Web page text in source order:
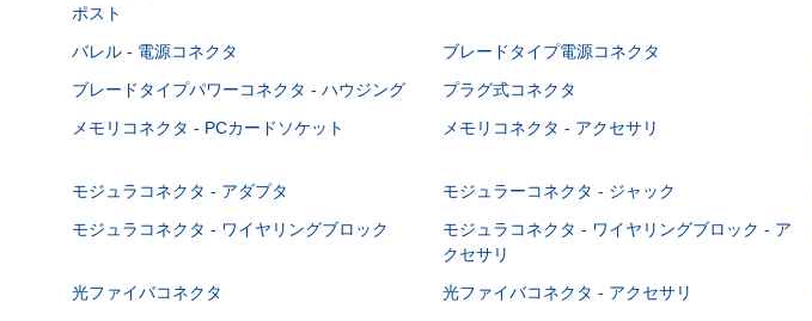
ポスト
バレル - 電源コネクタ ブレードタイプ電源コネクタ
ブレードタイプパワーコネクタ - ハウジング
プラグ式コネクタ
メモリコネクタ - PCカードソケット
メモリコネクタ - アクセサリ
モジュラコネクタ - アダプタ モジュラーコネクタ - ジャック
モジュラコネクタ - ワイヤリングブロック
モジュラコネクタ - ワイヤリングブロック - ア
クセサリ
光ファイバコネクタ 光ファイバコネクタ - アクセサリ